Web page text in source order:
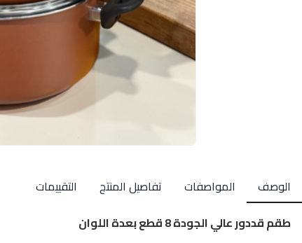
الوصف المواصفات تفاصيل المنتج
التقييمات
طقم قددور عالي الجودة 8 قطع بعدة اللوان